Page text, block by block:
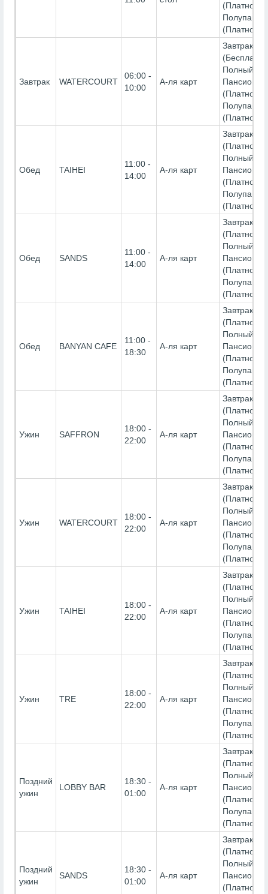
(Платно),
(Платно)
Завтрак WATERCOURT
06:00 -
10:00
А-ля карт
Завтрак-
Полный
Пансион-
(Платно),
(Платно)
Обед TAIHEI
11:00 -
14:00
А-ля карт
Завтрак-
(Платно),
Полный
Пансион-
(Платно),
(Платно)
Обед SANDS
11:00 -
14:00
А-ля карт
Завтрак-
(Платно),
Полный
Пансион-
(Платно),
(Платно)
Обед BANYAN CAFE
11:00 -
18:30
А-ля карт
Завтрак-
(Платно),
Полный
Пансион-
(Платно),
(Платно)
Ужин SAFFRON
18:00 -
22:00
А-ля карт
Завтрак-
(Платно),
Полный
Пансион-
(Платно),
(Платно)
Ужин WATERCOURT
18:00 -
22:00
А-ля карт
Завтрак-
(Платно),
Полный
Пансион-
(Платно),
(Платно)
Ужин TAIHEI
18:00 -
22:00
А-ля карт
Завтрак-
(Платно),
Полный
Пансион-
(Платно),
(Платно)
Ужин TRE
18:00 -
22:00
А-ля карт
Завтрак-
(Платно),
Полный
Пансион-
(Платно),
(Платно)
Поздний
ужин
LOBBY BAR
18:30 -
01:00
А-ля карт
Завтрак-
(Платно),
Полный
Пансион-
(Платно),
(Платно)
Поздний
ужин
SANDS
18:30 -
01:00
А-ля карт
Завтрак-
(Платно),
Полный
Пансион-
(Платно),